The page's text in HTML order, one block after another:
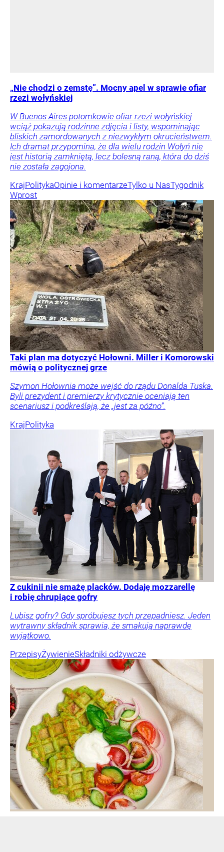
„Nie chodzi o zemstę”. Mocny apel w sprawie ofiar
rzezi wołyńskiej
W Buenos Aires potomkowie ofiar rzezi wołyńskiej
wciąż pokazują rodzinne zdjęcia i listy, wspominając
bliskich zamordowanych z niezwykłym okrucieństwem.
Ich dramat przypomina, że dla wielu rodzin Wołyń nie
jest historią zamkniętą, lecz bolesną raną, która do dziś
nie została zagojona.
KrajPolitykaOpinie i komentarzeTylko u NasTygodnik
Wprost
Taki plan ma dotyczyć Hołowni. Miller i Komorowski
mówią o politycznej grze
Szymon Hołownia może wejść do rządu Donalda Tuska.
Byli prezydent i premierzy krytycznie oceniają ten
scenariusz i podkreślają, że „jest za późno”.
KrajPolityka
Z cukinii nie smażę placków. Dodaję mozzarellę
i robię chrupiące gofry
Lubisz gofry? Gdy spróbujesz tych przepadniesz. Jeden
wytrawny składnik sprawia, że smakują naprawdę
wyjątkowo.
PrzepisyŻywienieSkładniki odżywcze